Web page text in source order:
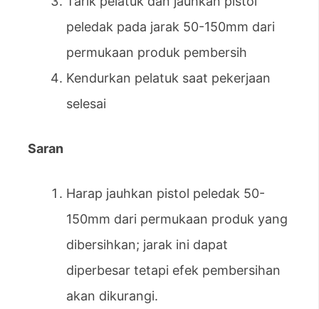
peledak pada jarak 50-150mm dari
permukaan produk pembersih
Kendurkan pelatuk saat pekerjaan
selesai
Saran
Harap jauhkan pistol peledak 50-
150mm dari permukaan produk yang
dibersihkan; jarak ini dapat
diperbesar tetapi efek pembersihan
akan dikurangi.